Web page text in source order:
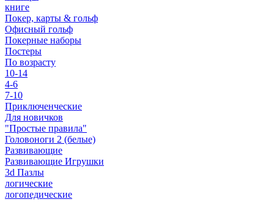
книге
Покер, карты & гольф
Офисный гольф
Покерные наборы
Постеры
По возрасту
10-14
4-6
7-10
Приключенческие
Для новичков
"Простые правила"
Головоноги 2 (белые)
Развивающие
Развивающие Игрушки
3d Пазлы
логические
логопедические